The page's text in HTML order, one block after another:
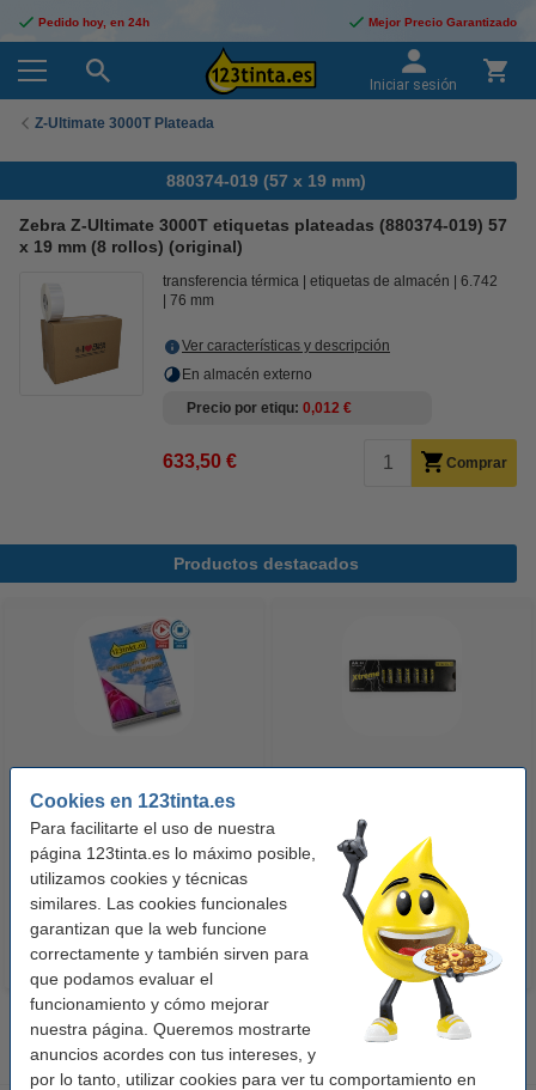
Cookies en 123tinta.es
Para facilitarte el uso de nuestra
página 123tinta.es lo máximo posible,
utilizamos cookies y técnicas
similares. Las cookies funcionales
garantizan que la web funcione
correctamente y también sirven para
que podamos evaluar el
funcionamiento y cómo mejorar
nuestra página. Queremos mostrarte
anuncios acordes con tus intereses, y
por lo tanto, utilizar cookies para ver tu comportamiento en
Pedido hoy, en 24h Mejor Precio Garantizado
Iniciar sesión
Z-Ultimate 3000T Plateada
880374-019 (57 x 19 mm)
Zebra Z-Ultimate 3000T etiquetas plateadas (880374-019) 57
x 19 mm (8 rollos) (original)
transferencia térmica etiquetas de almacén
6.742
76 mm
Ver características y descripción
En almacén externo
Precio por etiqu 0,012 €
633,50 € Comprar
Productos destacados
123tinta Papel fotográfico
10,50 € Incl. 21% IVA
Power AA - LR06 - MN1500 - 24
unidades
14,50 € Incl. 21% IVA